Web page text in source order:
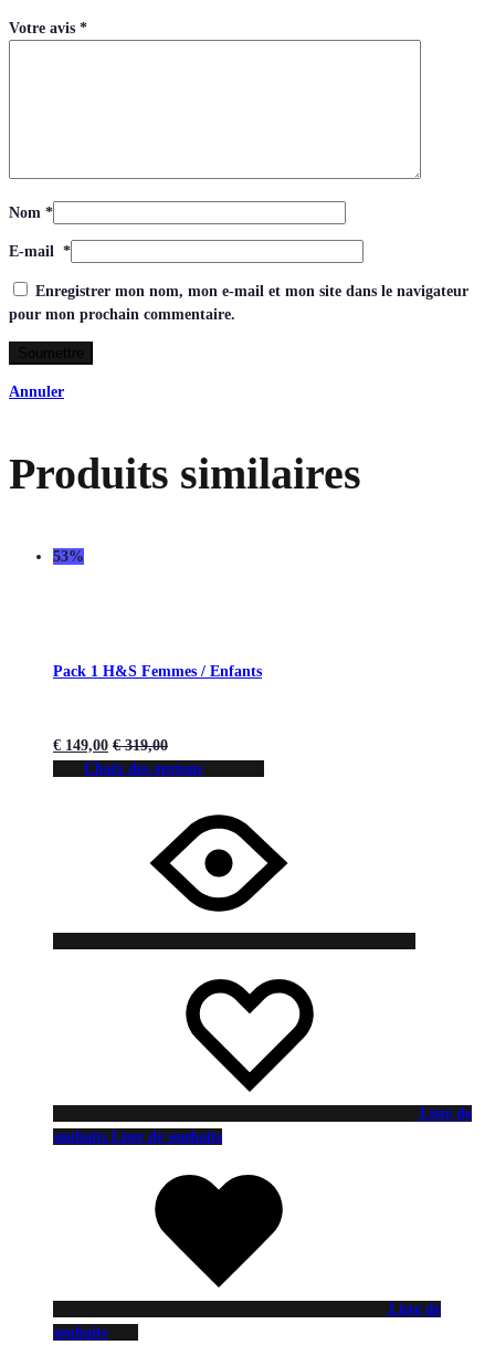
Votre avis *
Nom *
E-mail *
Enregistrer mon nom, mon e-mail et mon site dans le navigateur
pour mon prochain commentaire.
Annuler
Produits similaires
53%
Pack 1 H&S Femmes / Enfants
€ 149,00 €319,00
Choix des options
Liste de
souhaits Liste de souhaits
Liste de
souhaits